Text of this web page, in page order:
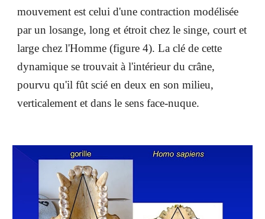
mouvement est celui d'une contraction modélisée
par un losange, long et étroit chez le singe, court et
large chez l'Homme (figure 4). La clé de cette
dynamique se trouvait à l'intérieur du crâne,
pourvu qu'il fût scié en deux en son milieu,
verticalement et dans le sens face-nuque.